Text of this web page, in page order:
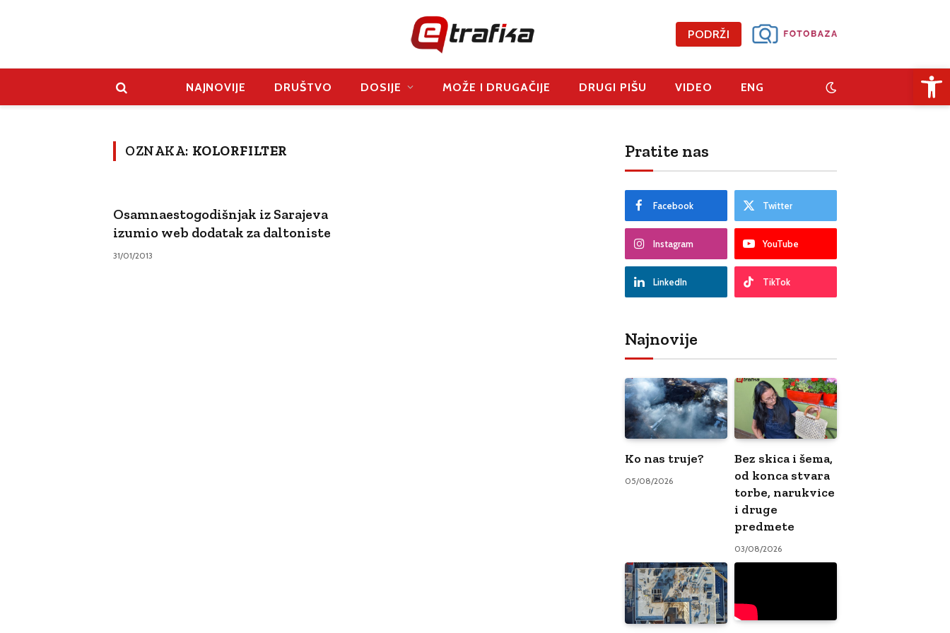
PODRŽI
NAJNOVIJE DRUŠTVO DOSIJE MOŽE I DRUGAČIJE DRUGI PIŠU VIDEO ENG
OZNAKA: KOLORFILTER
Osamnaestogodišnjak iz Sarajeva
izumio web dodatak za daltoniste
31/01/2013
Pratite nas
Facebook Twitter
Instagram YouTube
LinkedIn TikTok
Najnovije
Ko nas truje?
05/08/2026
Bez skica i šema,
od konca stvara
torbe, narukvice
i druge
predmete
03/08/2026